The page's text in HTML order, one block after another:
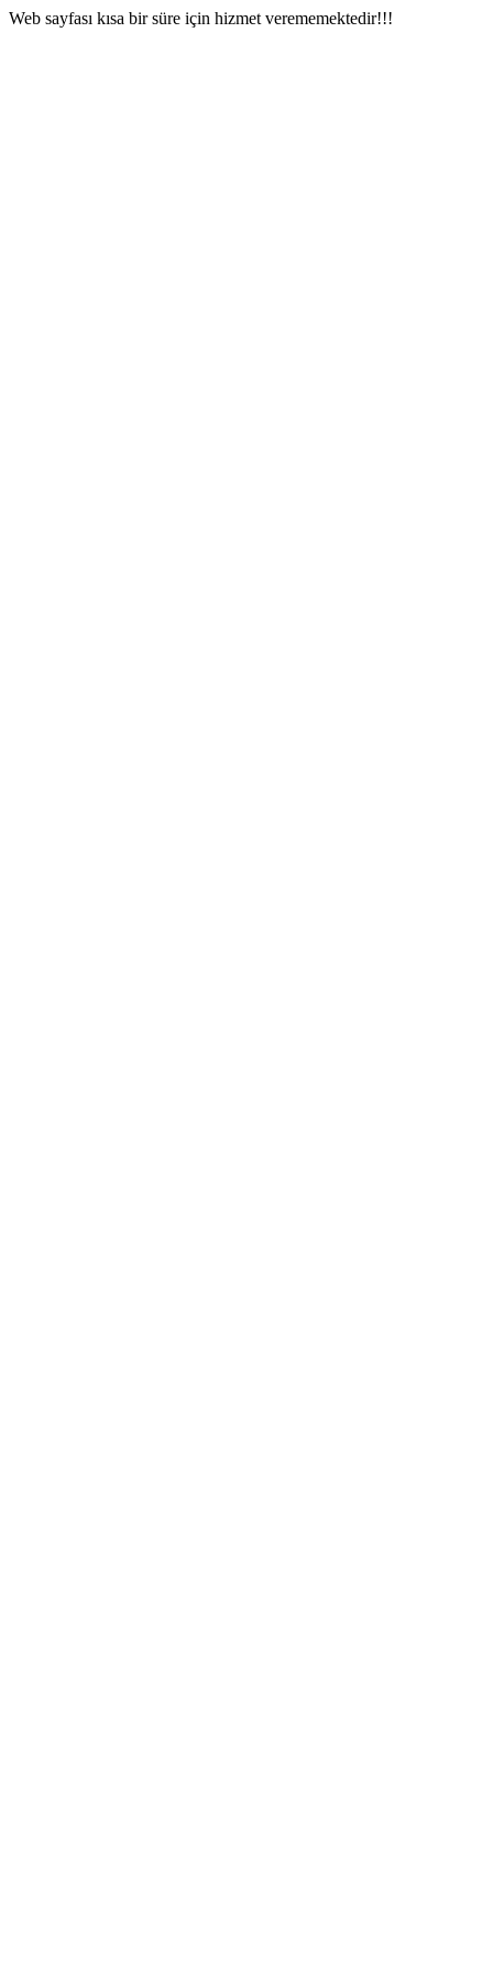
Web sayfası kısa bir süre için hizmet verememektedir!!!